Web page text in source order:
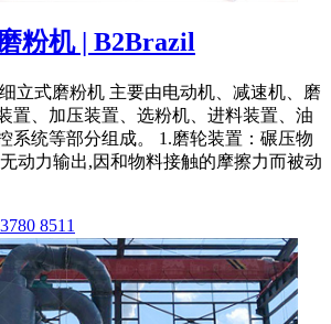
粉机 | B2Brazil
立式磨粉机 主要由电动机、减速机、磨
置、加压装置、选粉机、进料装置、油
系统等部分组成。 1.磨轮装置：碾压物
动力输出,因和物料接触的摩擦力而被动
8511